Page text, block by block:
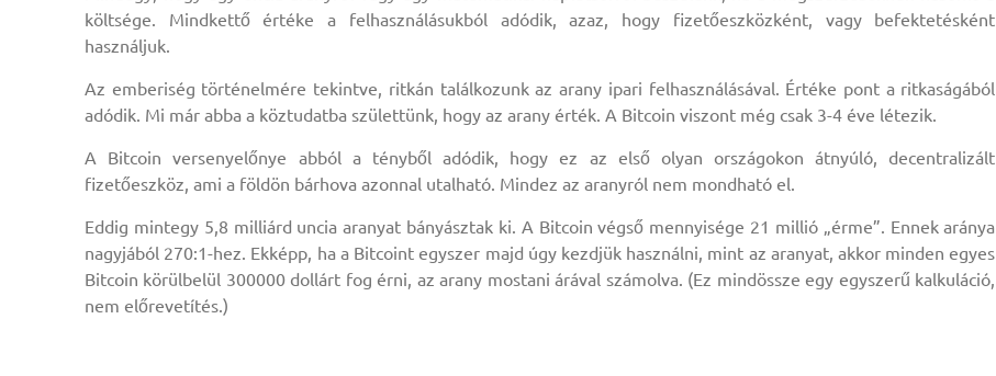
költsége. Mindkettő értéke a felhasználásukból adódik, azaz, hogy fizetőeszközként, vagy befektetésként
használjuk.
Az emberiség történelmére tekintve, ritkán találkozunk az arany ipari felhasználásával. Értéke pont a ritkaságából
adódik. Mi már abba a köztudatba születtünk, hogy az arany érték. A Bitcoin viszont még csak 3-4 éve létezik.
A Bitcoin versenyelőnye abból a tényből adódik, hogy ez az első olyan országokon átnyúló, decentralizált
fizetőeszköz, ami a földön bárhova azonnal utalható. Mindez az aranyról nem mondható el.
Eddig mintegy 5,8 milliárd uncia aranyat bányásztak ki. A Bitcoin végső mennyisége 21 millió „érme”. Ennek aránya
nagyjából 270:1-hez. Ekképp, ha a Bitcoint egyszer majd úgy kezdjük használni, mint az aranyat, akkor minden egyes
Bitcoin körülbelül 300000 dollárt fog érni, az arany mostani árával számolva. (Ez mindössze egy egyszerű kalkuláció,
nem előrevetítés.)